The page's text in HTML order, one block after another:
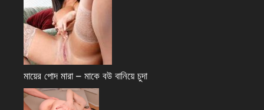
মায়ের পোদ মারা – মাকে বউ বানিয়ে চুদা